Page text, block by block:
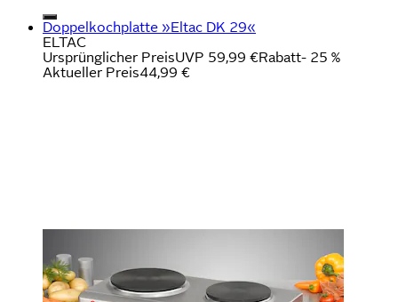
Doppelkochplatte »Eltac DK 29«
ELTAC
Ursprünglicher PreisUVP 59,99 €Rabatt- 25 %
Aktueller Preis44,99 €